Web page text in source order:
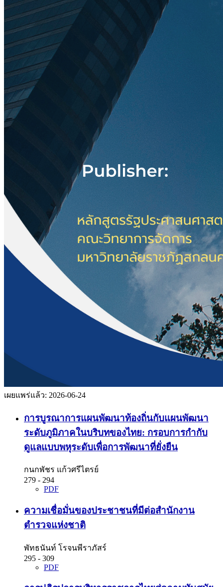
เผยแพร่แล้ว: 2026-06-24
การบูรณาการแผนพัฒนาท้องถิ่นกับแผนพัฒนา
ระดับภูมิภาคในบริบทของไทย: กรอบการกำกับ
ดูแลแบบพหุระดับเพื่อการพัฒนาที่ยั่งยืน
กนกพัชร แก้วศรีไตรย์
279 - 294
PDF
ความเชื่อมั่นของประชาชนที่มีต่อสำนักงาน
ตำรวจแห่งชาติ
พัทธนันท์ โรจนพีราภัสร์
295 - 309
PDF